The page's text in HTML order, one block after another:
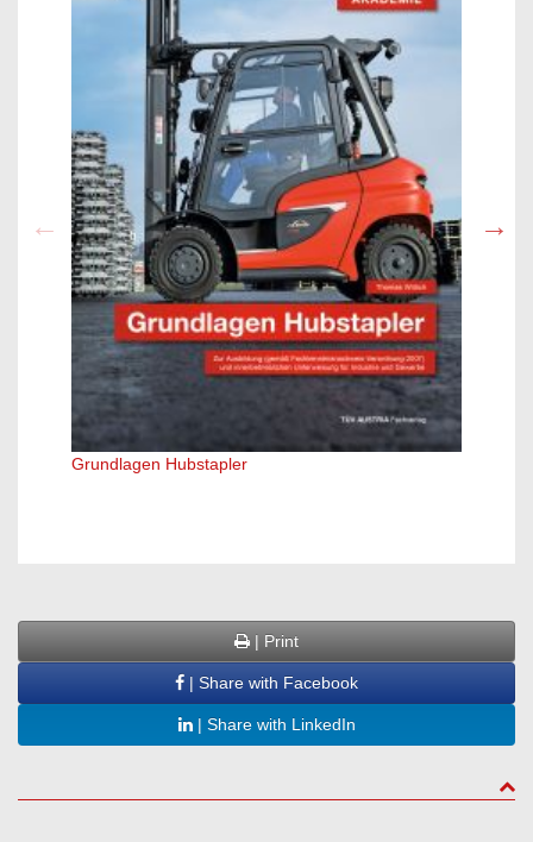
Grundlagen Hubstapler
| Print
| Share with Facebook
| Share with LinkedIn
to